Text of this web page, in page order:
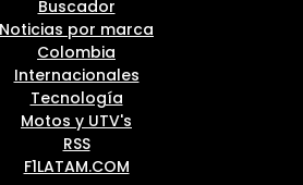
Buscador
Noticias por marca
Colombia
Internacionales
Tecnología
Motos y UTV's
RSS
F1LATAM.COM